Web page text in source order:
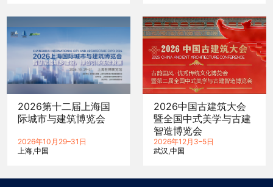
2026第十二届上海国
际城市与建筑博览会
2026年10月29–31日
上海 中国
2026中国古建筑大会
暨全国中式美学与古建
智造博览会
2026年12月3–5日
武汉 中国